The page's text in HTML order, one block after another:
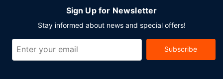
Sign Up for Newsletter
Stay informed about news and special offers!
Subscribe